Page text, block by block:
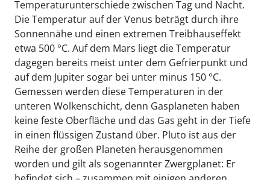
Temperaturunterschiede zwischen Tag und Nacht.
Die Temperatur auf der Venus beträgt durch ihre
Sonnennähe und einen extremen Treibhauseffekt
etwa 500 °C. Auf dem Mars liegt die Temperatur
dagegen bereits meist unter dem Gefrierpunkt und
auf dem Jupiter sogar bei unter minus 150 °C.
Gemessen werden diese Temperaturen in der
unteren Wolkenschicht, denn Gasplaneten haben
keine feste Oberfläche und das Gas geht in der Tiefe
in einen flüssigen Zustand über. Pluto ist aus der
Reihe der großen Planeten herausgenommen
worden und gilt als sogenannter Zwergplanet: Er